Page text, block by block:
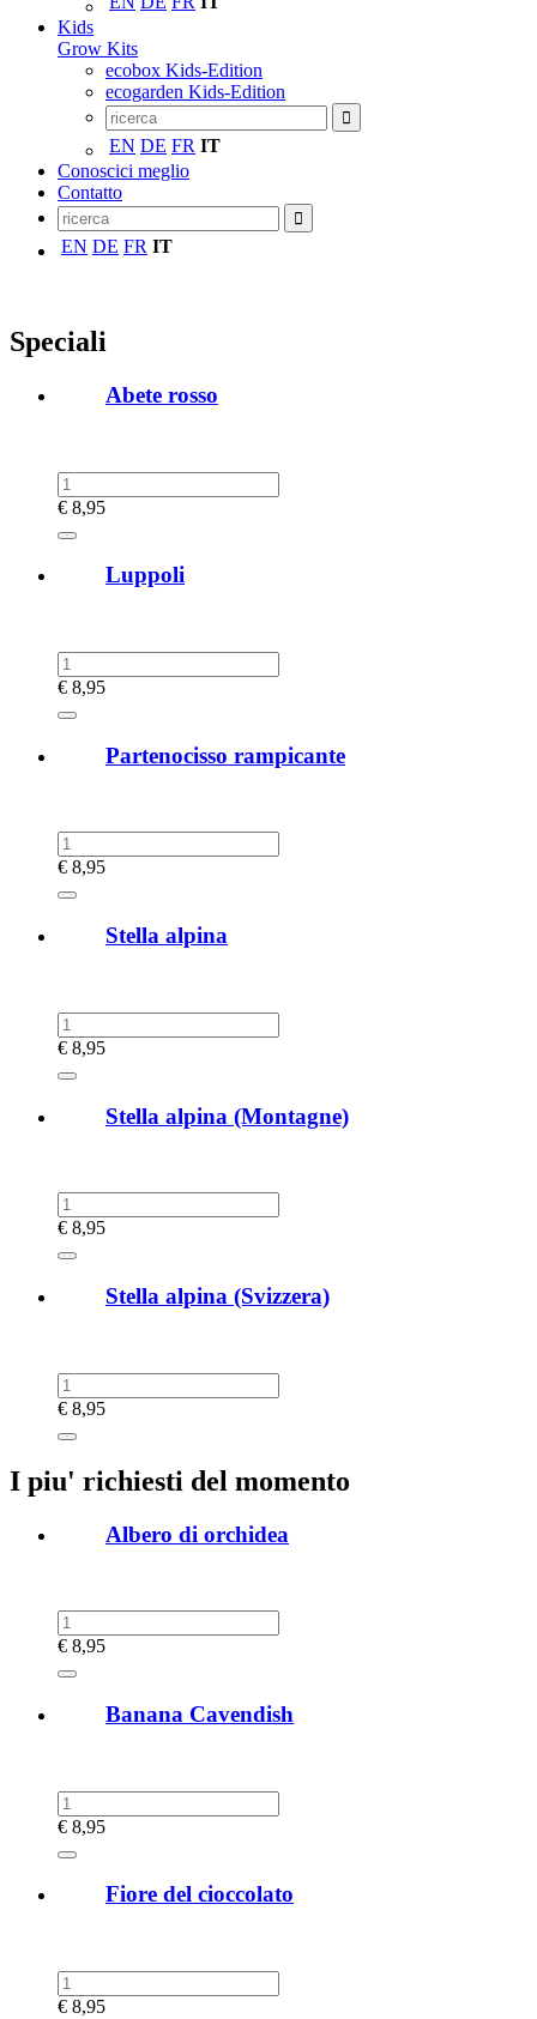
Kids
Grow Kits
ecobox Kids-Edition
ecogarden Kids-Edition
EN DE FR IT
Conoscici meglio
Contatto
EN DE FR IT
Speciali
Abete rosso
€ 8,95
Luppoli
€ 8,95
Partenocisso rampicante
€ 8,95
Stella alpina
€ 8,95
Stella alpina (Montagne)
€ 8,95
Stella alpina (Svizzera)
€ 8,95
I piu' richiesti del momento
Albero di orchidea
€ 8,95
Banana Cavendish
€ 8,95
Fiore del cioccolato
€ 8,95